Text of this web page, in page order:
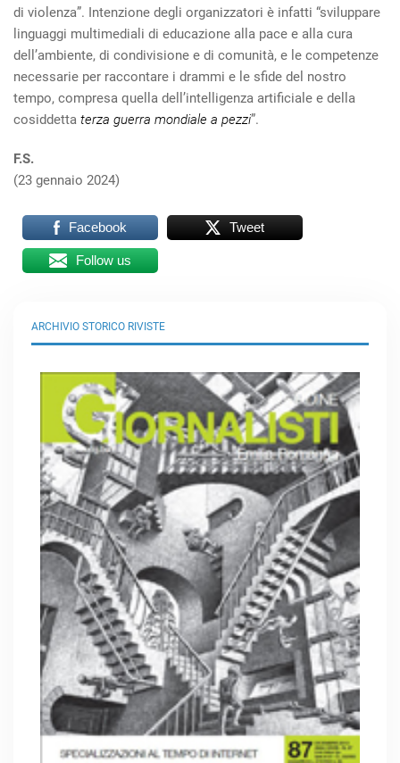
di violenza”. Intenzione degli organizzatori è infatti “sviluppare
linguaggi multimediali di educazione alla pace e alla cura
dell’ambiente, di condivisione e di comunità, e le competenze
necessarie per raccontare i drammi e le sfide del nostro
tempo, compresa quella dell’intelligenza artificiale e della
cosiddetta terza guerra mondiale a pezzi”.
F.S.
(23 gennaio 2024)
Facebook Tweet
Follow us
ARCHIVIO STORICO RIVISTE